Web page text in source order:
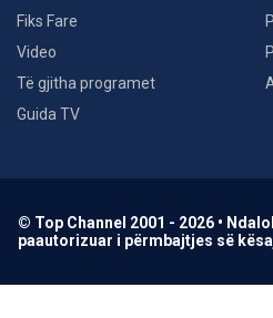
Fiks Fare
Video
Të gjitha programet
Guida TV
© Top Channel 2001 - 2026 •
paautorizuar i përmbajtjes së